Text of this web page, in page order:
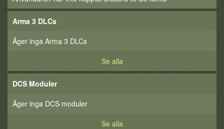
Arma 3 DLCs
Äger inga Arma 3 DLCs
Se alla
DCS Moduler
Äger inga DCS moduler
Se alla